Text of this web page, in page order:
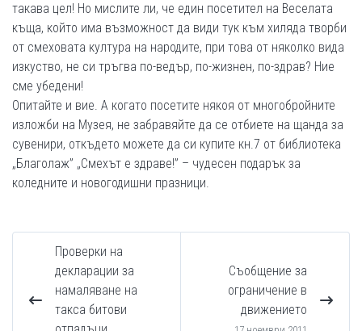
такава цел! Но мислите ли, че един посетител на Веселата
къща, който има възможност да види тук към хиляда творби
от смеховата култура на народите, при това от няколко вида
изкуство, не си тръгва по-ведър, по-жизнен, по-здрав? Ние
сме убедени!
Опитайте и вие. А когато посетите някоя от многобройните
изложби на Музея, не забравяйте да се отбиете на щанда за
сувенири, откъдето можете да си купите кн.7 от библиотека
„Благолаж” „Смехът е здраве!” – чудесен подарък за
коледните и новогодишни празници.
Проверки на
декларации за
намаляване на
такса битови
Съобщение за
ограничение в
движението